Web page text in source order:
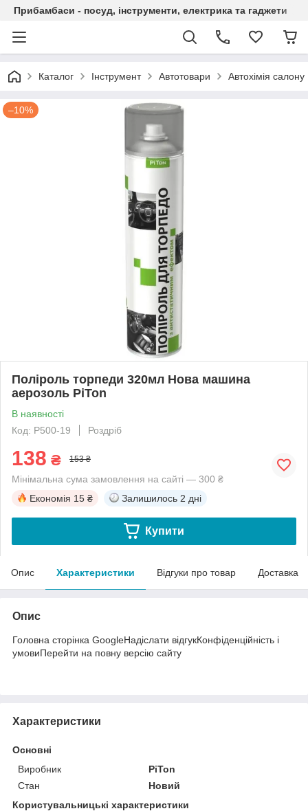
Прибамбаси - посуд, інструменти, електрика та гаджети
Каталог Інструмент Автотовари Автохімія салону
–10%
Поліроль торпеди 320мл Нова машина
аерозоль PiTon
В наявності
Код: P500-19
Роздріб
138 ₴ 153 ₴
Мінімальна сума замовлення на сайті — 300 ₴
Економія 15 ₴ Залишилось 2 дні
Купити
Опис Характеристики Відгуки про товар Доставка
Опис
Головна сторінка GoogleНадіслати відгукКонфіденційність і
умовиПерейти на повну версію сайту
Характеристики
Основні
Виробник
PiTon
Стан
Новий
Користувальницькі характеристики